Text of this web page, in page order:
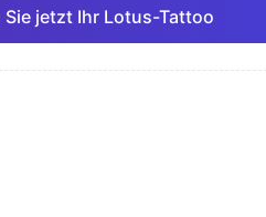
Feine Linie Anime
Sie jetzt Ihr Lotus-Tattoo